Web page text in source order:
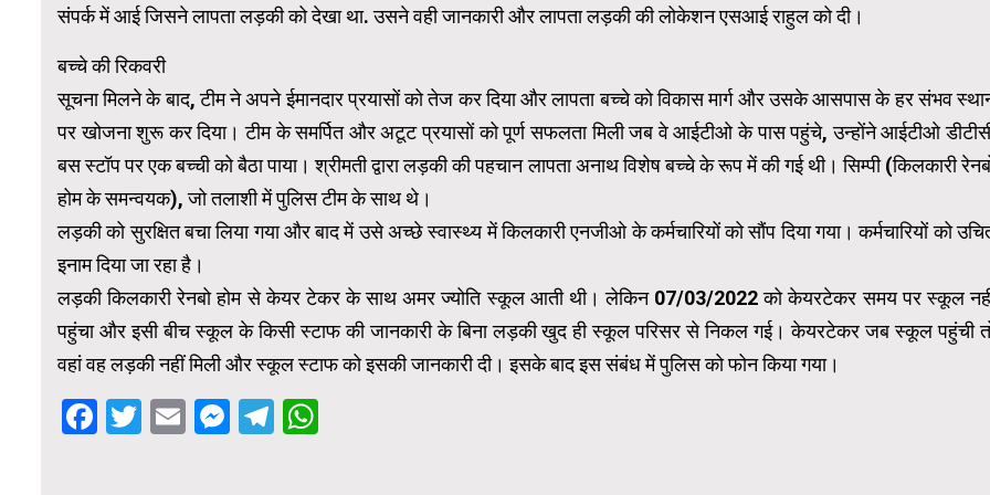
संपर्क में आई जिसने लापता लड़की को देखा था. उसने वही जानकारी और लापता लड़की की लोकेशन एसआई राहुल को दी।
बच्चे की रिकवरी
सूचना मिलने के बाद, टीम ने अपने ईमानदार प्रयासों को तेज कर दिया और लापता बच्चे को विकास मार्ग और उसके आसपास के हर संभव
पर खोजना शुरू कर दिया। टीम के समर्पित और अटूट प्रयासों को पूर्ण सफलता मिली जब वे आईटीओ के पास पहुंचे, उन्होंने आईटीओ
बस स्टॉप पर एक बच्ची को बैठा पाया। श्रीमती द्वारा लड़की की पहचान लापता अनाथ विशेष बच्चे के रूप में की गई थी। सिम्पी (किलकारी
होम के समन्वयक), जो तलाशी में पुलिस टीम के साथ थे।
लड़की को सुरक्षित बचा लिया गया और बाद में उसे अच्छे स्वास्थ्य में किलकारी एनजीओ के कर्मचारियों को सौंप दिया गया। कर्मचारियों को
इनाम दिया जा रहा है।
लड़की किलकारी रेनबो होम से केयर टेकर के साथ अमर ज्योति स्कूल आती थी। लेकिन 07/03/2022 को केयरटेकर समय पर स्कूल
पहुंचा और इसी बीच स्कूल के किसी स्टाफ की जानकारी के बिना लड़की खुद ही स्कूल परिसर से निकल गई। केयरटेकर जब स्कूल पहुंची
वहां वह लड़की नहीं मिली और स्कूल स्टाफ को इसकी जानकारी दी। इसके बाद इस संबंध में पुलिस को फोन किया गया।
Facebook
Twitter
EmailMessenger
Telegram